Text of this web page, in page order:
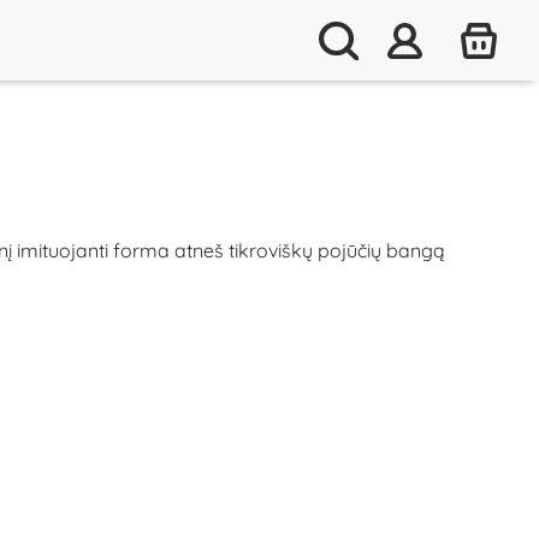
imituojanti forma atneš tikroviškų pojūčių bangą